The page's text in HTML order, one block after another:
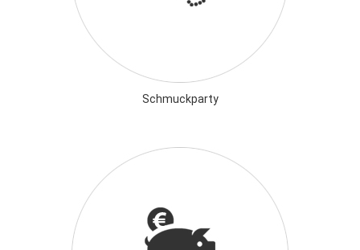
Schmuckparty